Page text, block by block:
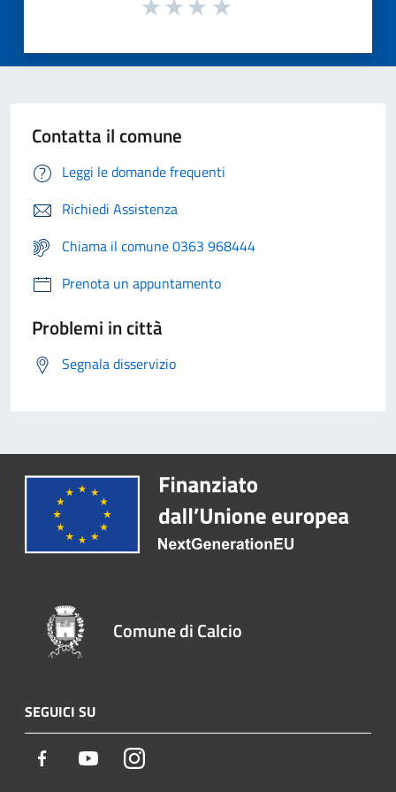
Contatta il comune
Leggi le domande frequenti
Richiedi Assistenza
Chiama il comune 0363 968444
Prenota un appuntamento
Problemi in città
Segnala disservizio
Comune di Calcio
SEGUICI SU
Facebook YoutubeInstagram